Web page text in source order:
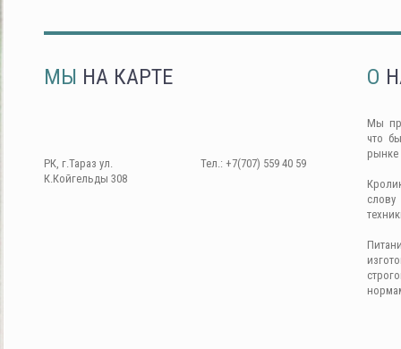
МЫ НА КАРТЕ
РК, г.Тараз ул.
К.Койгельды 308
Тел.: +7(707) 559 40 59
О
Мы
что
рынке